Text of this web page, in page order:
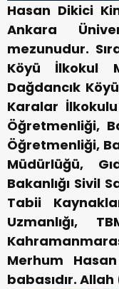
Hasan Dikici
Ankara
mezunudur.
Köyü İlkokul
Dağdancık
Karalar
Öğretmenliği,
Öğretmenliği,
Müdürlüğü,
Bakanlığı Sivil
Tabii
Uzmanlığı,
Merhum
babasıdır. Allah